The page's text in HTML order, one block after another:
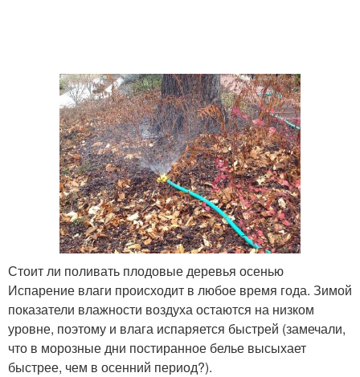
Стоит ли поливать плодовые деревья осенью
Испарение влаги происходит в любое время года. Зимой
показатели влажности воздуха остаются на низком
уровне, поэтому и влага испаряется быстрей (замечали,
что в морозные дни постиранное белье высыхает
быстрее, чем в осенний период?).